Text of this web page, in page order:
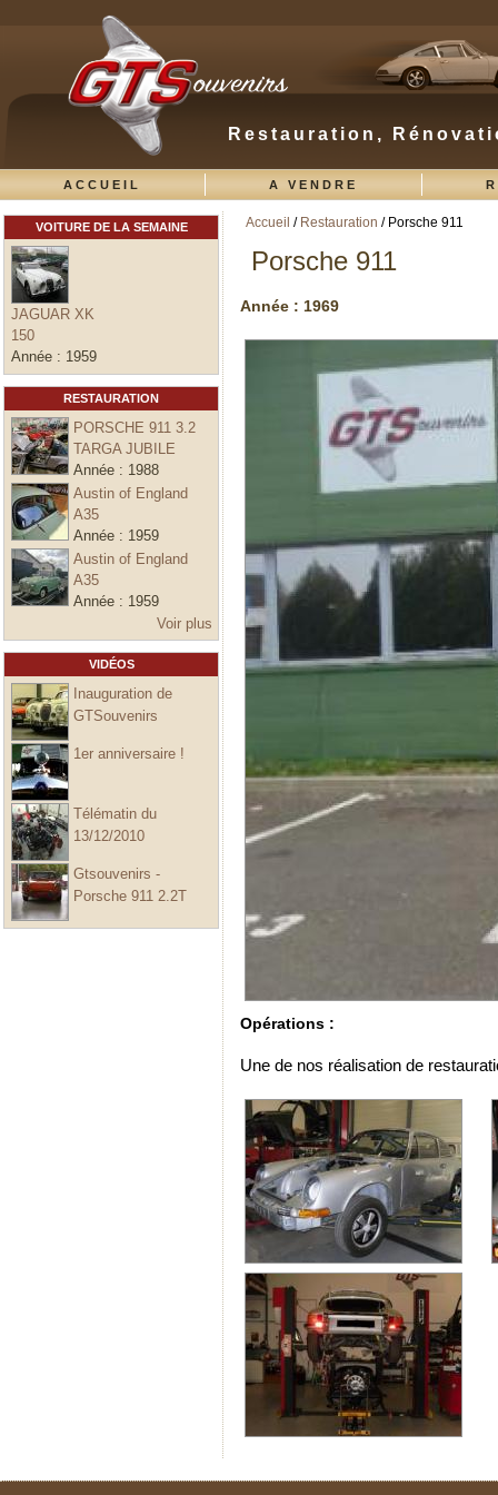
Restauration,
ACCUEIL A VENDRE
VOITURE DE LA SEMAINE
JAGUAR XK
150
Année : 1959
RESTAURATION
PORSCHE 911 3.2
TARGA JUBILE
Année : 1988
Austin of England
A35
Année : 1959
Austin of England
A35
Année : 1959
Voir plus
VIDÉOS
Inauguration de
GTSouvenirs
1er anniversaire !
Télématin du
13/12/2010
Gtsouvenirs -
Porsche 911 2.2T
Vous êtes ici
Accueil / Restauration / Porsche 911
Porsche 911
Année : 1969
Opérations :
Une de nos réalisation de